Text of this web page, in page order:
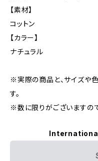
【素材】
コットン
【カラー】
ナチュラル
※実際の商品と、サイズや
す。
※数に限りがございますの